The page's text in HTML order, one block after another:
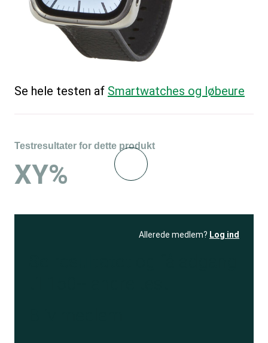
Se hele testen af Smartwatches og løbeure
Testresultater for dette produkt
XY%
Allerede medlem? Log ind